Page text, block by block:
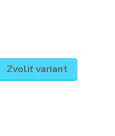
Zvoliť variant